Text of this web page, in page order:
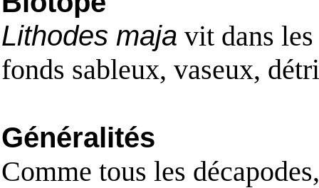
Lithodes maja vit dans
fonds sableux, vaseux,
Généralités
Comme tous les